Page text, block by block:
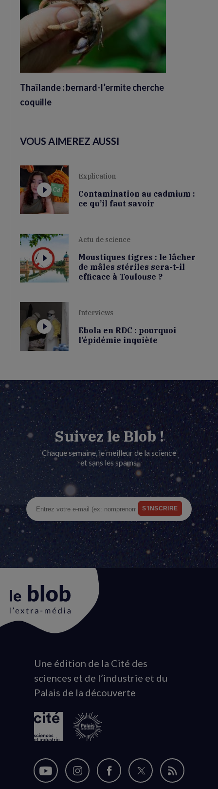
Thaïlande : bernard-l’ermite cherche
coquille
VOUS AIMEREZ AUSSI
Explication
Contamination au cadmium :
ce qu’il faut savoir
Actu de science
Moustiques tigres : le lâcher
de mâles stériles sera-t-il
efficace à Toulouse ?
Interviews
Ebola en RDC : pourquoi
l’épidémie inquiète
Suivez le Blob !
Chaque semaine, le meilleur de la science
et sans les spams.
Animation
du
logo
Une édition de la Cité des
sciences et de l’industrie et du
Palais de la découverte
Nous
Nous
Nous
Nous
Flux